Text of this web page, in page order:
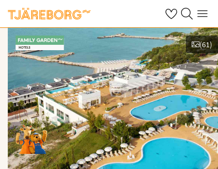
OmatHaku Valikko
Kuvat ja videot
(61)